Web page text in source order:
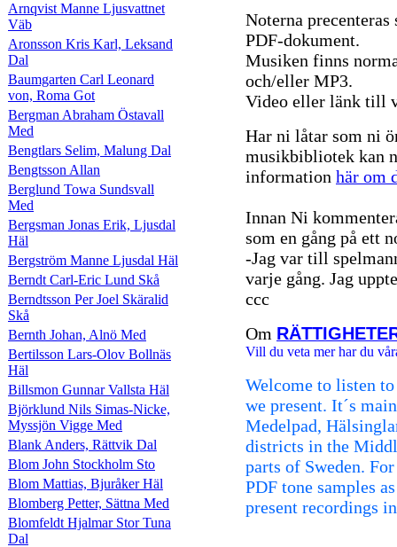
Arnqvist Manne Ljusvattnet
Väb
Aronsson Kris Karl, Leksand
Dal
Baumgarten Carl Leonard
von, Roma Got
Bergman Abraham Östavall
Med
Bengtlars Selim, Malung Dal
Bengtsson Allan
Berglund Towa Sundsvall
Med
Bergsman Jonas Erik, Ljusdal
Häl
Bergström Manne Ljusdal Häl
Berndt Carl-Eric Lund Skå
Berndtsson Per Joel Skäralid
Skå
Bernth Johan, Alnö Med
Bertilsson Lars-Olov Bollnäs
Häl
Billsmon Gunnar Vallsta Häl
Björklund Nils Simas-Nicke,
Myssjön Vigge Med
Blank Anders, Rättvik Dal
Blom John Stockholm Sto
Blom Mattias, Bjuråker Häl
Blomberg Petter, Sättna Med
Blomfeldt Hjalmar Stor Tuna
Dal
Noterna
PDF-dokument.
Musiken finns
och/eller MP3.
Video eller länk till
Har ni låtar som ni
musikbibliotek kan
information här om
Innan Ni
som en gång på ett
-Jag var till
varje gång. Jag
ccc
Om
Vill du veta mer har du
Welcome to listen
we present. It´s
Medelpad,
districts in the
parts of Sweden.
PDF tone samples
present recordings